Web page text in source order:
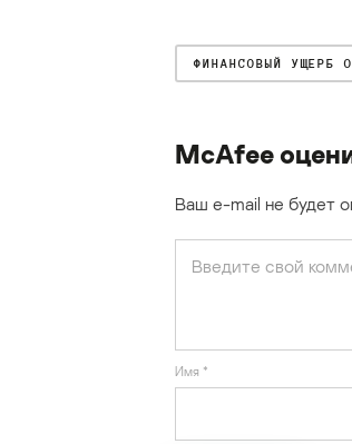
ФИНАНСОВЫЙ УЩЕРБ
McAfee
Ваш e-mail не будет
Имя *